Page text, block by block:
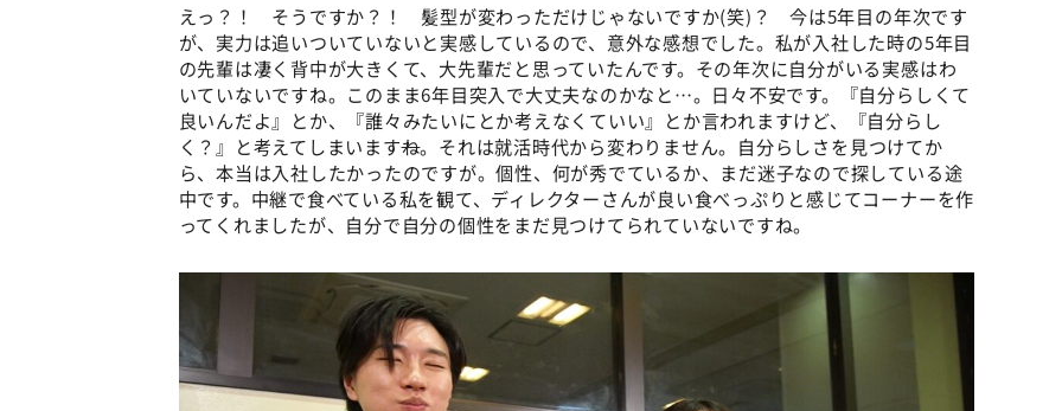
えっ？！ そうですか？！ 髪型が変わっただけじゃないですか(笑)？ 今は5年目の年次です
が、実力は追いついていないと実感しているので、意外な感想でした。私が入社した時の5年目
の先輩は凄く背中が大きくて、大先輩だと思っていたんです。その年次に自分がいる実感はわ
いていないですね。このまま6年目突入で大丈夫なのかなと…。日々不安です。『自分らしくて
良いんだよ』とか、『誰々みたいにとか考えなくていい』とか言われますけど、『自分らし
く？』と考えてしまいますね。それは就活時代から変わりません。自分らしさを見つけてか
ら、本当は入社したかったのですが。個性、何が秀でているか、まだ迷子なので探している途
中です。中継で食べている私を観て、ディレクターさんが良い食べっぷりと感じてコーナーを作
ってくれましたが、自分で自分の個性をまだ見つけてられていないですね。